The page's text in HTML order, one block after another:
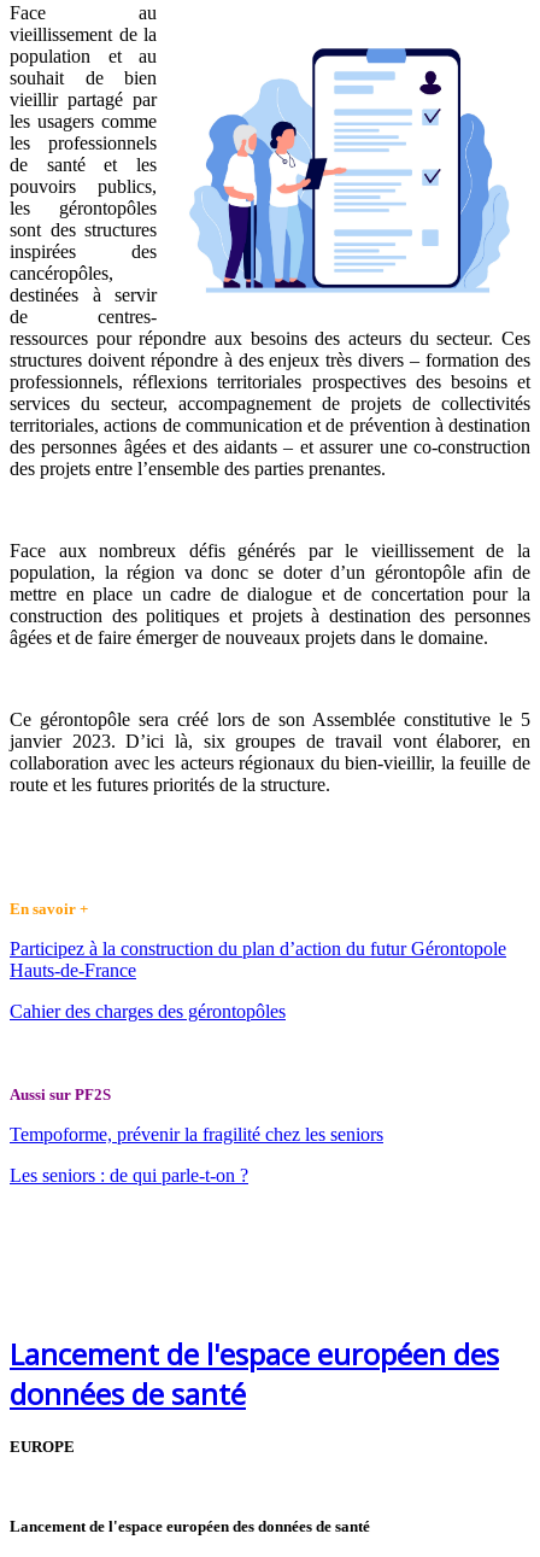
Face au
vieillissement de la
population et au
souhait de bien
vieillir partagé par
les usagers comme
les professionnels
de santé et les
pouvoirs publics,
les gérontopôles
sont des structures
inspirées des
cancéropôles,
destinées à servir
de centres-
ressources pour répondre aux besoins des acteurs du secteur. Ces
structures doivent répondre à des enjeux très divers – formation des
professionnels, réflexions territoriales prospectives des besoins et
services du secteur, accompagnement de projets de collectivités
territoriales, actions de communication et de prévention à destination
des personnes âgées et des aidants – et assurer une co-construction
des projets entre l’ensemble des parties prenantes.
Face aux nombreux défis générés par le vieillissement de la
population, la région va donc se doter d’un gérontopôle afin de
mettre en place un cadre de dialogue et de concertation pour la
construction des politiques et projets à destination des personnes
âgées et de faire émerger de nouveaux projets dans le domaine.
Ce gérontopôle sera créé lors de son Assemblée constitutive le 5
janvier 2023. D’ici là, six groupes de travail vont élaborer, en
collaboration avec les acteurs régionaux du bien-vieillir, la feuille de
route et les futures priorités de la structure.
En savoir +
Participez à la construction du plan d’action du futur Gérontopole
Hauts-de-France
Cahier des charges des gérontopôles
Aussi sur PF2S
Tempoforme, prévenir la fragilité chez les seniors
Les seniors : de qui parle-t-on ?
Lancement de l'espace européen des
données de santé
EUROPE
Lancement de l'espace européen des données de santé